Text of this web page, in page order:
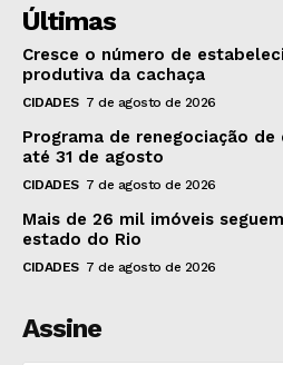
Últimas
Cresce o número de
produtiva da cachaça
CIDADES 7 de agosto de 2026
Programa de renegociação
até 31 de agosto
CIDADES 7 de agosto de 2026
Mais de 26 mil imóveis
estado do Rio
CIDADES 7 de agosto de 2026
Assine